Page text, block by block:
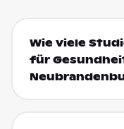
Wie viele
für